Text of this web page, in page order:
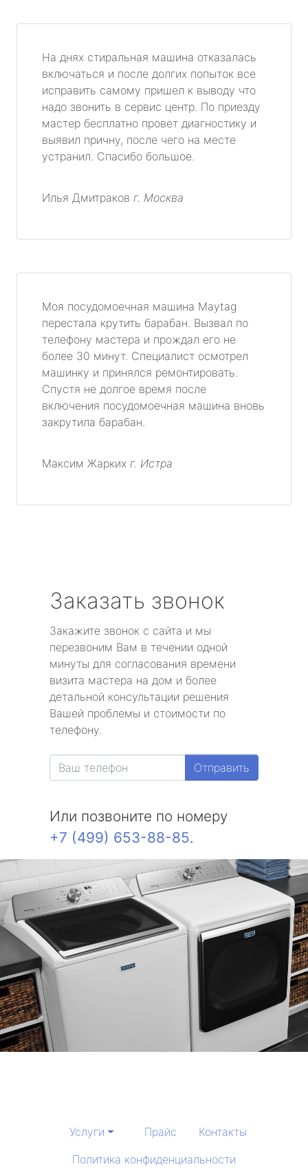
На днях стиральная машина отказалась
включаться и после долгих попыток все
исправить самому пришел к выводу что
надо звонить в сервис центр. По приезду
мастер бесплатно провет диагностику и
выявил причну, после чего на месте
устранил. Спасибо большое.
Илья Дмитраков г. Москва
Моя посудомоечная машина Maytag
перестала крутить барабан. Вызвал по
телефону мастера и прождал его не
более 30 минут. Специалист осмотрел
машинку и принялся ремонтировать.
Спустя не долгое время после
включения посудомоечная машина вновь
закрутила барабан.
Максим Жарких г. Истра
Заказать звонок
Закажите звонок с сайта и мы
перезвоним Вам в течении одной
минуты для согласования времени
визита мастера на дом и более
детальной консультации решения
Вашей проблемы и стоимости по
телефону.
Отправить
Или позвоните по номеру
+7 (499) 653-88-85.
Услуги Прайс
Контакты
Политика конфиденциальности